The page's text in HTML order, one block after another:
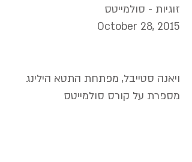
זוגיות - סולמייטס
October 28, 2015
ויאנה סטייבל, מפתחת התטא הילינג
מספרת על קורס סולמייטס